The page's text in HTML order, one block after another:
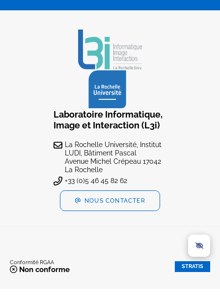
Laboratoire Informatique,
Image et Interaction (L3i)
La Rochelle Université, Institut
LUDI, Bâtiment Pascal
Avenue Michel Crépeau 17042
La Rochelle
+33 (0)5 46 45 82 62
NOUS CONTACTER
Conformité RGAA
Non conforme STRATIS